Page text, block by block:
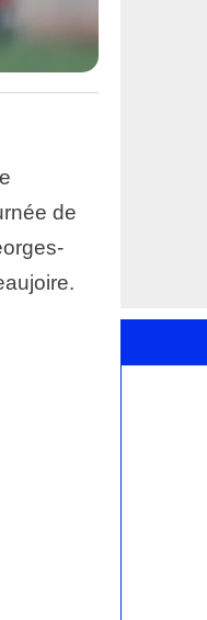
de